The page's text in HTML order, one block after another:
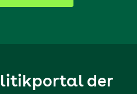
der